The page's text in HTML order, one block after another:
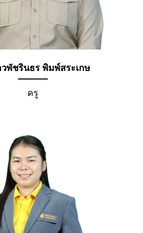
วพัชรินธร พิมพ์สระเกษ
ครู